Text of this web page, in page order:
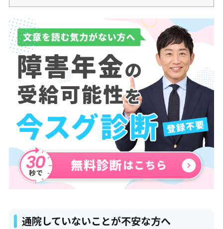
通院していないことが不安な方へ